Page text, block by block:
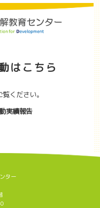
はこちら
ください。
実績報告
ター